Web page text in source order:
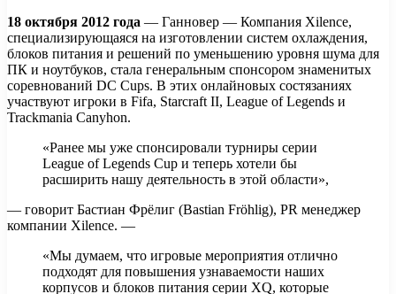
18 октября 2012 года — Ганновер — Компания Xilence,
специализирующаяся на изготовлении систем охлаждения,
блоков питания и решений по уменьшению уровня шума для
ПК и ноутбуков, стала генеральным спонсором знаменитых
соревнований DC Cups. В этих онлайновых состязаниях
участвуют игроки в Fifa, Starcraft II, League of Legends и
Trackmania Canyhon.
«Ранее мы уже спонсировали турниры серии
League of Legends Cup и теперь хотели бы
расширить нашу деятельность в этой области»,
— говорит Бастиан Фрёлиг (Bastian Fröhlig), PR менеджер
компании Xilence. —
«Мы думаем, что игровые мероприятия отлично
подходят для повышения узнаваемости наших
корпусов и блоков питания серии XQ, которые